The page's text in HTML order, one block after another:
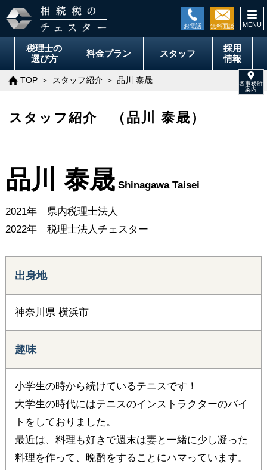
税理士の
選び方
料金プラン スタッフ
採用
情報
TOP スタッフ紹介 品川 泰晟
スタッフ紹介 （品川 泰晟）
品川 泰晟Shinagawa Taisei
2021年 県内税理士法人
2022年 税理士法人チェスター
出身地
神奈川県 横浜市
趣味
小学生の時から続けているテニスです！
大学生の時代にはテニスのインストラクターのバイ
トをしておりました。
最近は、料理も好きで週末は妻と一緒に少し凝った
料理を作って、晩酌をすることにハマっています。